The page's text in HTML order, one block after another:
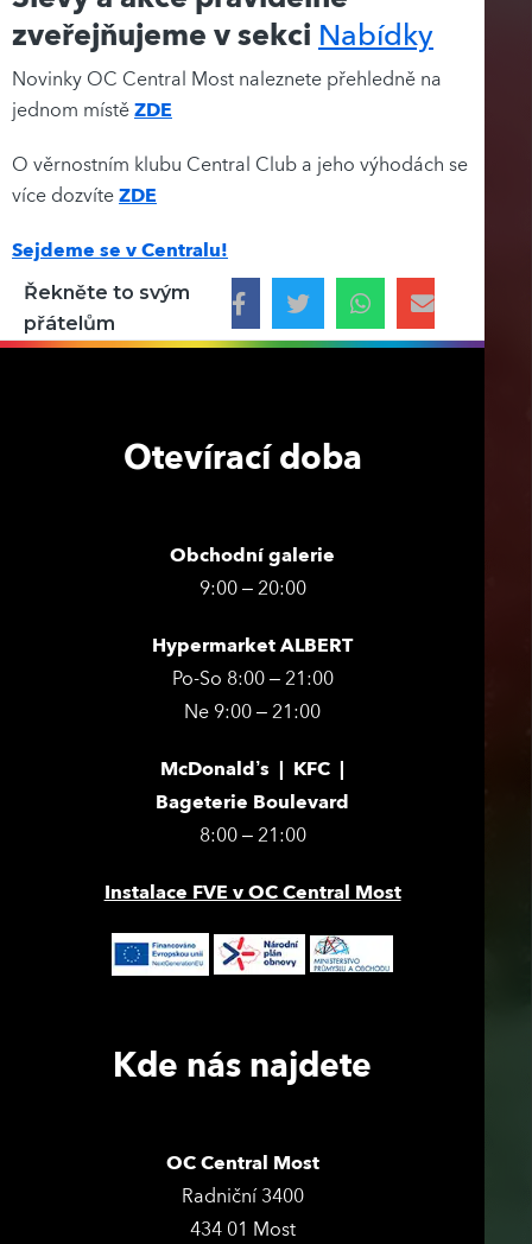
zveřejňujeme v sekci Nabídky
Novinky OC Central Most naleznete přehledně na
jednom místěZDE
O věrnostním klubu Central Club a jeho výhodách se
více dozvíteZDE
Sejdeme se v Centralu!
Řekněte to svým
přátelům
Otevírací doba
Obchodní galerie
9:00 – 20:00
Hypermarket ALBERT
Po-So 8:00 – 21:00
Ne 9:00 – 21:00
McDonald’s | KFC |
Bageterie Boulevard
8:00 – 21:00
Instalace FVE v OC Central Most
Kde nás najdete
OC Central Most
Radniční 3400
434 01 Most